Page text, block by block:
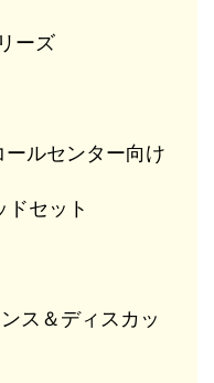
ーズ
ルセンター向け
セット
ス＆ディスカッ